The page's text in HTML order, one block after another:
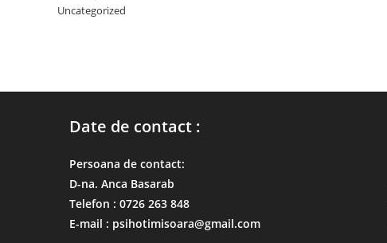
Uncategorized
Date de contact :
Persoana de contact:
D-na. Anca Basarab
Telefon : 0726 263 848
E-mail : psihotimisoara@gmail.com